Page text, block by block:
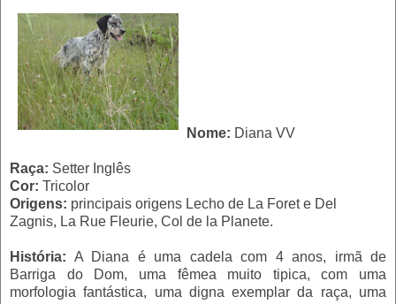
Nome: Diana VV
Raça: Setter Inglês
Cor: Tricolor
Origens: principais origens Lecho de La Foret e Del
Zagnis, La Rue Fleurie, Col de la Planete.
História: A Diana é uma cadela com 4 anos, irmã de
Barriga do Dom, uma fêmea muito tipica, com uma
morfologia fantástica, uma digna exemplar da raça, uma